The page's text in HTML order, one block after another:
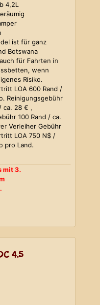
4,2L
ist für ganz
Botswana
für Fahrten in
wenn
Risiko.
LOA 600 Rand /
Reinigungsgebühr
ca. 28 € ,
100 Rand / ca.
Verleiher Gebühr
LOA 750 N$ /
pro Land.
mit 3.
4,5